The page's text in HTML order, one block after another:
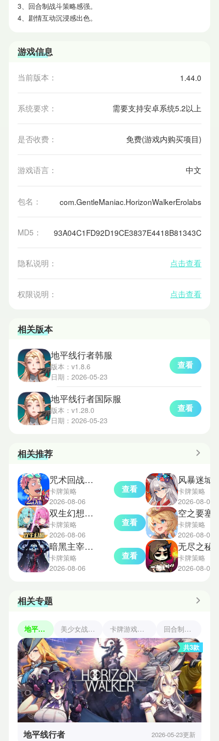
3、回合制战斗策略感强。
4、剧情互动沉浸感出色。
游戏信息
当前版本： 1.44.0
系统要求： 需要支持安卓系统5.2以上
是否收费： 免费(游戏内购买项目)
游戏语言： 中文
包名： com.GentleManiac.HorizonWalkerErolabs
MD5： 93A04C1FD92D19CE3837E4418B81343C
隐私说明： 点击查看
权限说明： 点击查看
相关版本
地平线行者韩服
版本：v1.8.6
日期：2026-05-23
查看
地平线行者国际服
版本：v1.28.0
日期：2026-05-23
查看
相关推荐
咒术回战幻影巡游中文版
卡牌策略
2026-08-06
查看
双生幻想gm版
卡牌策略
2026-08-06
查看
暗黑主宰手游
卡牌策略
2026-08-06
查看
卡牌策略
2026-08-06
卡牌策略
2026-08-05
卡牌策略
2026-08-05
相关专题
地平线行者 美少女战斗类游戏 卡牌游戏回合制手游 回合制战斗手游
共3款
地平线行者 2026-05-23更新